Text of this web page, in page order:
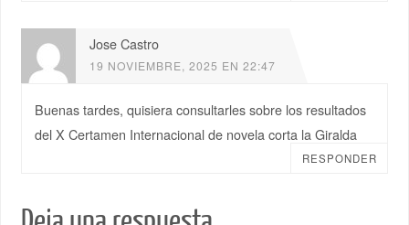
Jose Castro
19 NOVIEMBRE, 2025 EN 22:47
Buenas tardes, quisiera consultarles sobre los resultados
del X Certamen Internacional de novela corta la Giralda
RESPONDER